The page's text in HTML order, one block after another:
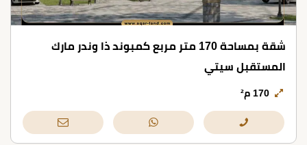
شقة بمساحة 170 متر مربع كمبوند ذا وندر مارك
المستقبل سيتي
170 م²